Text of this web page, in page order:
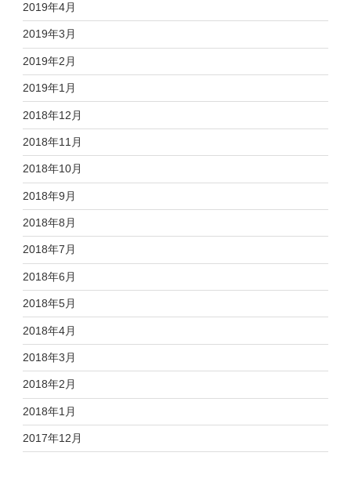
2019年4月
2019年3月
2019年2月
2019年1月
2018年12月
2018年11月
2018年10月
2018年9月
2018年8月
2018年7月
2018年6月
2018年5月
2018年4月
2018年3月
2018年2月
2018年1月
2017年12月